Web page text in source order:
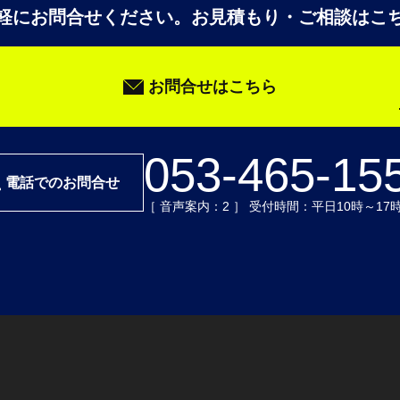
にお問合せください。 お見積もり・ご相談はこ
お問合せはこちら
電話でのお問合せ 053-465-
［ 音声案内：2 ］ 受付時間：平日10時～17